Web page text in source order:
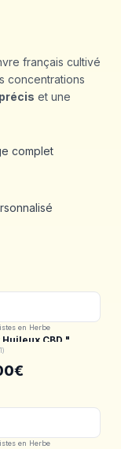
en Herbe
CBD "
- Full Spectrum
en Herbe
français cultivé
concentrations
et une
complet